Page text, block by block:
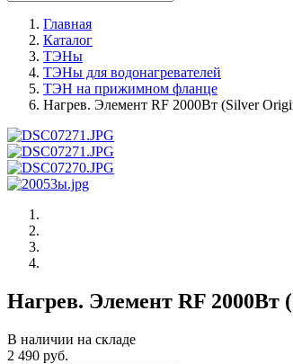
Главная
Каталог
ТЭНы
ТЭНы для водонагревателей
ТЭН на прижимном фланце
Нагрев. Элемент RF 2000Вт (Silver
Нагрев. Элемент RF 2000Вт
В наличии на складе
2 490 руб.